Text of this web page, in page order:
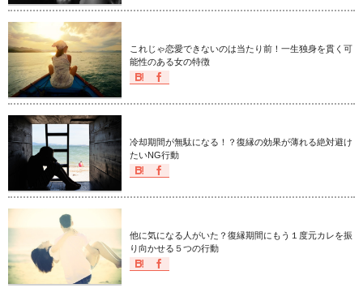
これじゃ恋愛できないのは当たり前！一生独身を貫く可
能性のある女の特徴
冷却期間が無駄になる！？復縁の効果が薄れる絶対避け
たいNG行動
他に気になる人がいた？復縁期間にもう１度元カレを振
り向かせる５つの行動